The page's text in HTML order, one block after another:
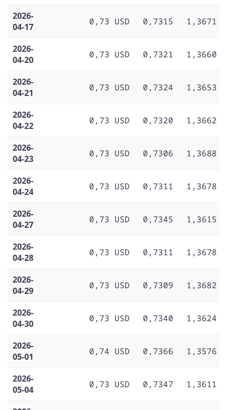
2026-
04-17
0,73 USD 0,7315 1,3671
2026-
04-20
0,73 USD 0,7321 1,3660
2026-
04-21
0,73 USD 0,7324 1,3653
2026-
04-22
0,73 USD 0,7320 1,3662
2026-
04-23
0,73 USD 0,7306 1,3688
2026-
04-24
0,73 USD 0,7311 1,3678
2026-
04-27
0,73 USD 0,7345 1,3615
2026-
04-28
0,73 USD 0,7311 1,3678
2026-
04-29
0,73 USD 0,7309 1,3682
2026-
04-30
0,73 USD 0,7340 1,3624
2026-
05-01
0,74 USD 0,7366 1,3576
2026-
05-04
0,73 USD 0,7347 1,3611